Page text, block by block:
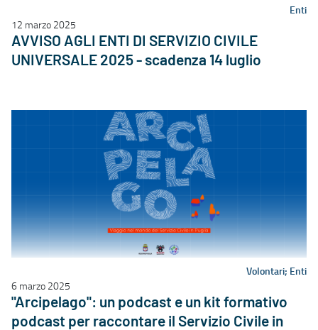
Enti
12 marzo 2025
AVVISO AGLI ENTI DI SERVIZIO CIVILE
UNIVERSALE 2025 - scadenza 14 luglio
Volontari; Enti
6 marzo 2025
"Arcipelago": un podcast e un kit formativo
podcast per raccontare il Servizio Civile in